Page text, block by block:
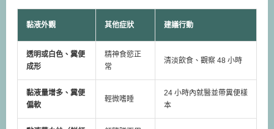
黏液外觀 其他症狀 建議行動
透明或白色、糞便
成形
精神食慾正
常
清淡飲食、觀察 48 小時
黏液量增多、糞便
偏軟
輕微嗜睡
24 小時內就醫並帶糞便樣
本